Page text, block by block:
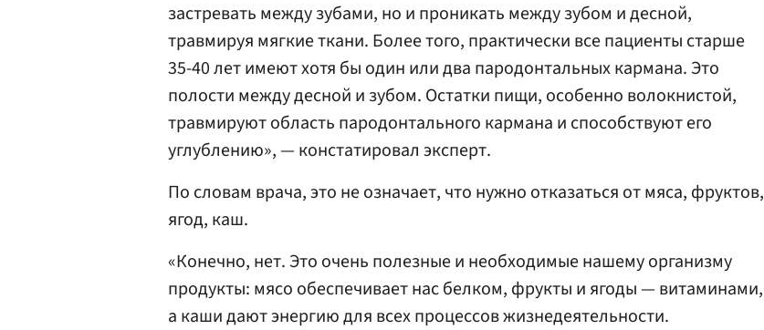
застревать между зубами, но и проникать между зубом и десной,
травмируя мягкие ткани. Более того, практически все пациенты старше
35-40 лет имеют хотя бы один или два пародонтальных кармана. Это
полости между десной и зубом. Остатки пищи, особенно волокнистой,
травмируют область пародонтального кармана и способствуют его
углублению», — констатировал эксперт.
По словам врача, это не означает, что нужно отказаться от мяса, фруктов,
ягод, каш.
«Конечно, нет. Это очень полезные и необходимые нашему организму
продукты: мясо обеспечивает нас белком, фрукты и ягоды — витаминами,
а каши дают энергию для всех процессов жизнедеятельности.